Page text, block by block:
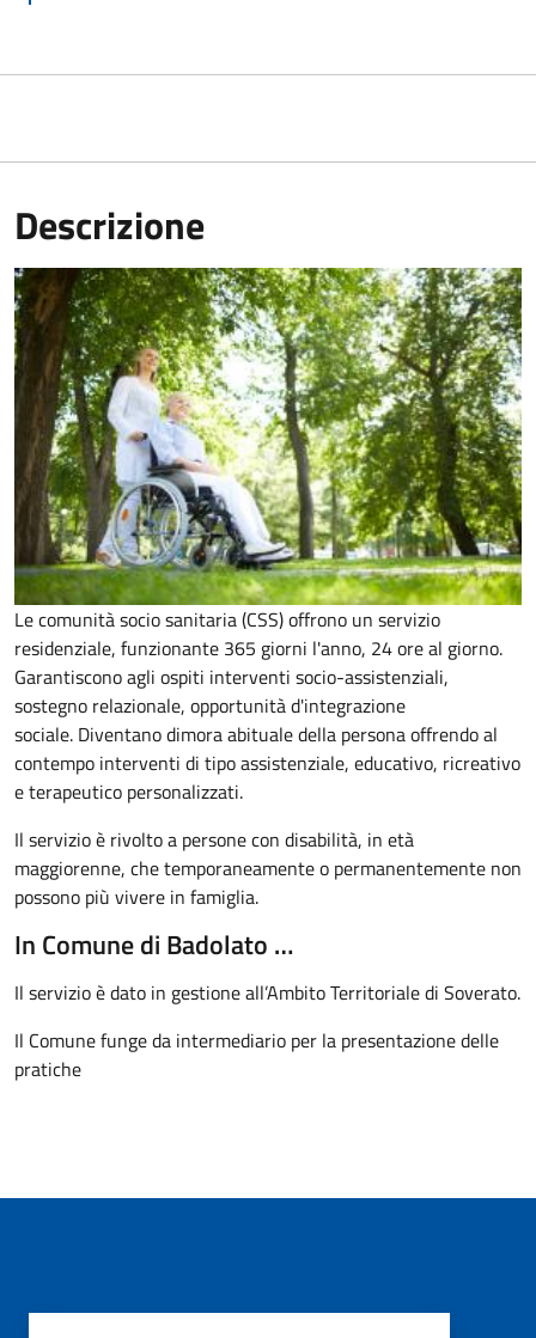
Descrizione
Le comunità socio sanitaria (CSS) offrono un servizio
residenziale, funzionante 365 giorni l'anno, 24 ore al giorno.
Garantiscono agli ospiti interventi socio-assistenziali,
sostegno relazionale, opportunità d'integrazione
sociale. Diventano dimora abituale della persona offrendo al
contempo interventi di tipo assistenziale, educativo, ricreativo
e terapeutico personalizzati.
Il servizio è rivolto a persone con disabilità, in età
maggiorenne, che temporaneamente o permanentemente non
possono più vivere in famiglia.
In Comune di Badolato …
Il servizio è dato in gestione all’Ambito Territoriale di Soverato.
Il Comune funge da intermediario per la presentazione delle
pratiche